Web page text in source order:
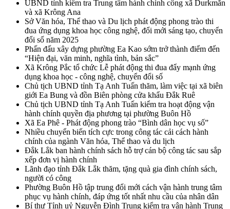
UBND tỉnh kiểm tra Trung tâm hành chính công xã Durkmăn
và xã Krông Ana
Sở Văn hóa, Thể thao và Du lịch phát động phong trào thi
đua ứng dụng khoa học công nghệ, đổi mới sáng tạo, chuyển
đổi số năm 2025
Phấn đấu xây dựng phường Ea Kao sớm trở thành điểm đến
“Hiện đại, văn minh, nghĩa tình, bản sắc”
Xã Krông Pắc tổ chức Lễ phát động thi đua đẩy mạnh ứng
dụng khoa học - công nghệ, chuyển đổi số
Chủ tịch UBND tỉnh Tạ Anh Tuấn thăm, làm việc tại xã biên
giới Ea Bung và đồn Biên phòng cửa khẩu Đắk Ruê
Chủ tịch UBND tỉnh Tạ Anh Tuấn kiểm tra hoạt động vận
hành chính quyền địa phương tại phường Buôn Hồ
Xã Ea Phê - Phát động phong trào “Bình dân học vụ số”
Nhiều chuyển biến tích cực trong công tác cải cách hành
chính của ngành Văn hóa, Thể thao và du lịch
Đắk Lắk ban hành chính sách hỗ trợ cán bộ công tác sau sắp
xếp đơn vị hành chính
Lãnh đạo tỉnh Đắk Lắk thăm, tặng quà gia đình chính sách,
người có công
Phường Buôn Hồ tập trung đổi mới cách vận hành trung tâm
phục vụ hành chính, đáp ứng tốt nhất nhu cầu của nhân dân
Bí thư Tỉnh uỷ Nguyễn Đình Trung kiểm tra vận hành Trung